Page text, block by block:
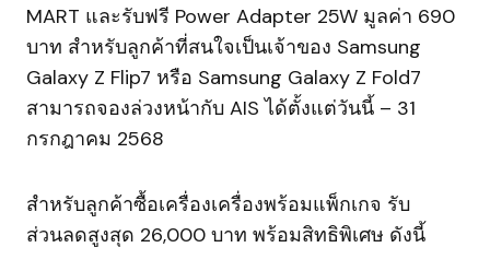
MART และรับฟรี Power Adapter 25W มูลค่า 690
บาท สำหรับลูกค้าที่สนใจเป็นเจ้าของ Samsung
Galaxy Z Flip7 หรือ Samsung Galaxy Z Fold7
สามารถจองล่วงหน้ากับ AIS ได้ตั้งแต่วันนี้ – 31
กรกฎาคม 2568
สำหรับลูกค้าซื้อเครื่องเครื่องพร้อมแพ็กเกจ รับ
ส่วนลดสูงสุด 26,000 บาท พร้อมสิทธิพิเศษ ดังนี้